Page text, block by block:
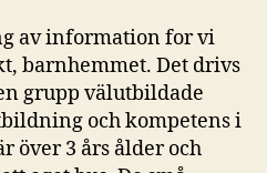
av information for vi
barnhemmet. Det drivs
grupp välutbildade
och kompetens i
över 3 års ålder och